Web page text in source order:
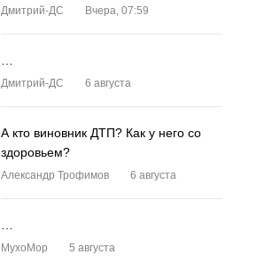
Дмитрий-ДС Вчера, 07:59
Дмитрий-ДС 6 августа
А кто виновник ДТП? Как у него со
здоровьем?
Александр Трофимов 6 августа
MyxoMop 5 августа